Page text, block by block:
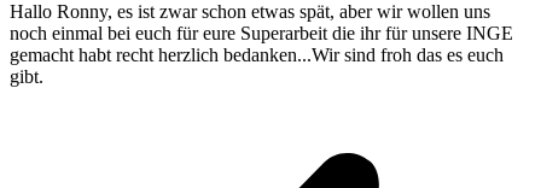
Hallo Ronny, es ist zwar schon etwas spät, aber wir wollen uns
noch einmal bei euch für eure Superarbeit die ihr für unsere INGE
gemacht habt recht herzlich bedanken...Wir sind froh das es euch
gibt.